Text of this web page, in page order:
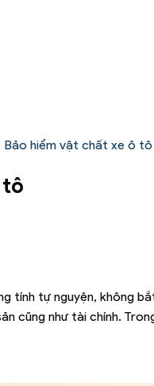
Bảo hiểm vật chất xe ô tô
tính tự nguyện, không
cũng như tài chính.